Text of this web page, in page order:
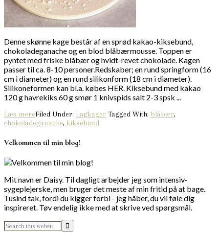
Denne skønne kage består af en sprød kakao-kiksebund,
chokoladeganache og en blod blåbærmousse. Toppen er
pyntet med friske blåbær og hvidt-revet chokolade. Kagen
passer til ca. 8-10 personer.Redskaber; en rund springform (16
cm i diameter) og en rund silikonform (18 cm i diameter).
Silikoneformen kan bl.a. købes HER. Kiksebund med kakao
120 g havrekiks 60 g smør 1 knivspids salt 2-3 spsk ...
Læs mereFiled Under: Lagkager Tagged With: blåbær,
chokoladeganache, kiksebund
Velkommen til min blog!
Mit navn er Daisy. Til dagligt arbejder jeg som intensiv-
sygeplejerske, men bruger det meste af min fritid på at bage.
Tusind tak, fordi du kigger forbi - jeg håber, du vil føle dig
inspireret. Tøv endelig ikke med at skrive ved spørgsmål.